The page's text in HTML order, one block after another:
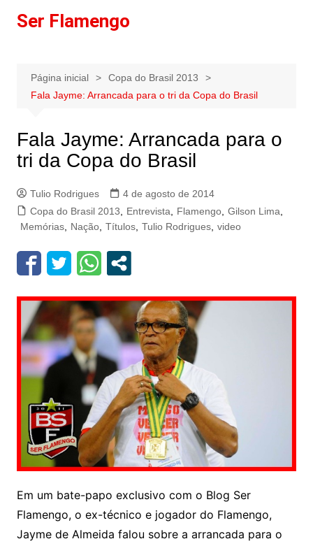
paraSer Flamengo
Página inicial
Copa do Brasil 2013
Fala Jayme: Arrancada para o tri da Copa do Brasil
Fala Jayme: Arrancada para o
tri da Copa do Brasil
Tulio Rodrigues
4 de agosto de 2014
Copa do Brasil 2013
Entrevista Flamengo, Gilson Lima
Memórias, Nação, Títulos, Tulio Rodrigues, video
Em um bate-papo exclusivo com o Blog Ser
Flamengo, o ex-técnico e jogador do Flamengo,
Jayme de Almeida falou sobre a arrancada para o